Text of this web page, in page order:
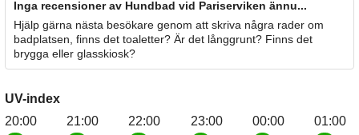
Inga recensioner av Hundbad vid Pariserviken ännu...
Hjälp gärna nästa besökare genom att skriva några rader om
badplatsen, finns det toaletter? Är det långgrunt? Finns det
brygga eller glasskiosk?
UV-index
20:00
21:00
22:00
23:00
00:00
01:00